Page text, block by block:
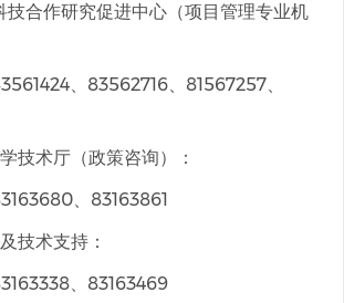
合作研究促进中心（项目管理专业机
、83562716、81567257、
术厅（政策咨询）：
、83163861
术支持：
、83163469